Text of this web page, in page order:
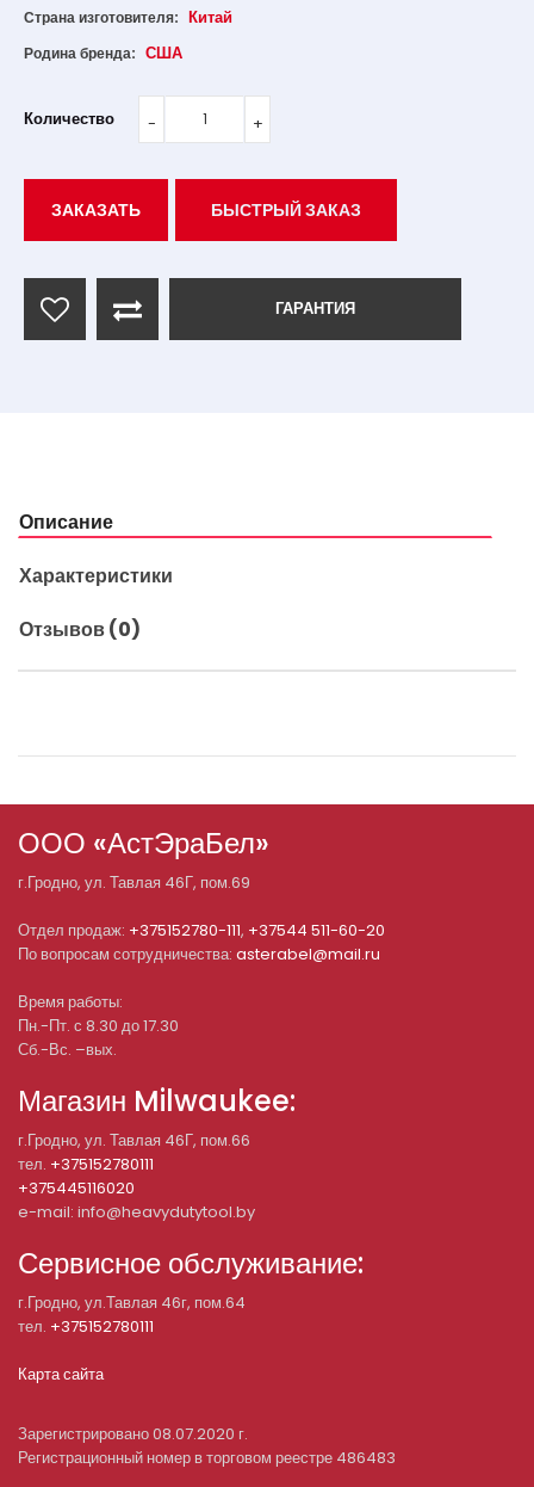
Страна изготовителя: Китай
Родина бренда: США
Количество
ЗАКАЗАТЬ БЫСТРЫЙ ЗАКАЗ
ГАРАНТИЯ
Описание
Характеристики
Отзывов (0)
ООО «АстЭраБел»
г.Гродно, ул. Тавлая 46Г, пом.69
Отдел продаж: +375152780-111, +37544 511-60-20
По вопросам сотрудничества: asterabel@mail.ru
Время работы:
Пн.-Пт. с 8.30 до 17.30
Сб.-Вс. –вых.
Магазин Milwaukee:
г.Гродно, ул. Тавлая 46Г, пом.66
тел. +375152780111
+375445116020
e-mail: info@heavydutytool.by
Сервисное обслуживание:
г.Гродно, ул.Тавлая 46г, пом.64
тел. +375152780111
Карта сайта
Зарегистрировано 08.07.2020 г.
Регистрационный номер в торговом реестре 486483